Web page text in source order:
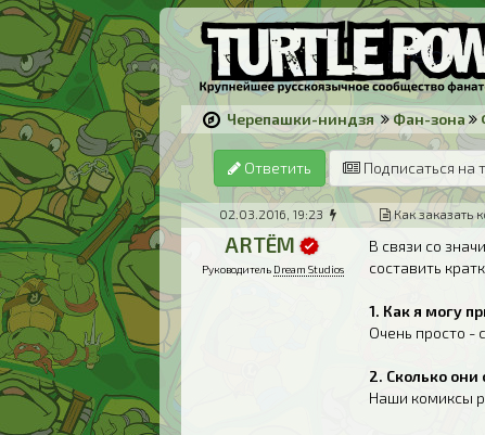
Черепашки-ниндзя Фан-зона
Ответить Подписаться на
02.03.2016, 19:23 Как заказать
ARTЁM
Руководитель Dream Studios
В связи со
составить
1. Как я могу
Очень просто -
2. Сколько они
Наши комиксы